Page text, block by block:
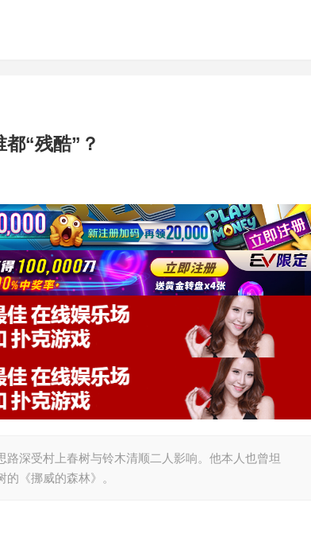
“残酷”？
深受村上春树与铃木清顺二人影响。他本人也曾坦
《挪威的森林》。